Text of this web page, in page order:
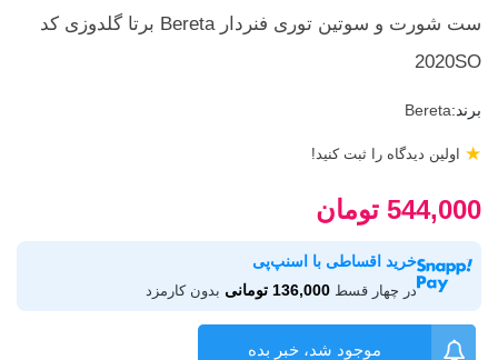
ست شورت و سوتین توری فنردار Bereta برتا گلدوزی کد
2020SO
برند:Bereta
اولین دیدگاه را ثبت کنید! ★
544,000 تومان
خرید اقساطی با اسنپ‌پی
در چهار قسط 136,000 تومانی بدون کارمزد
موجود شد، خبر بده